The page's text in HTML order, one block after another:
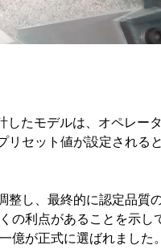
したモデルは、オペレー
リセット値が設定される
整し、最終的に認定品質
の利点があることを示し
億が正式に選ばれました。